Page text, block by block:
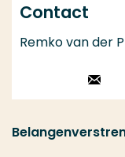
Contact
Remko van der